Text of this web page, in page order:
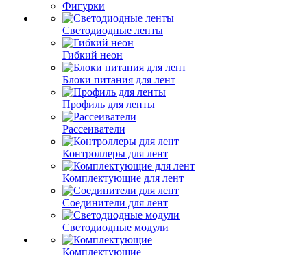
Фигурки
Светодиодные ленты
Гибкий неон
Блоки питания для лент
Профиль для ленты
Рассеиватели
Контроллеры для лент
Комплектующие для лент
Соединители для лент
Светодиодные модули
Комплектующие